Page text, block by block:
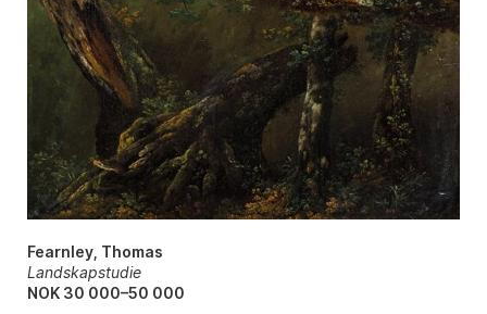
Fearnley, Thomas
Landskapstudie
NOK 30 000–50 000